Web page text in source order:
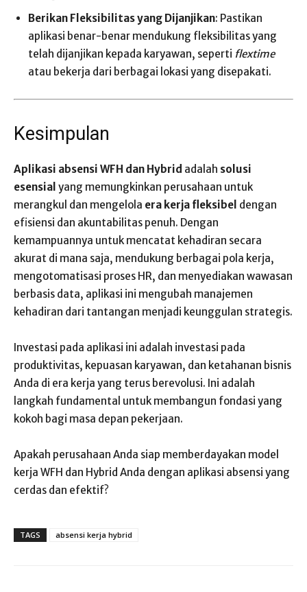
Berikan Fleksibilitas yang Dijanjikan: Pastikan
aplikasi benar-benar mendukung fleksibilitas yang
telah dijanjikan kepada karyawan, seperti flextime
atau bekerja dari berbagai lokasi yang disepakati.
Kesimpulan
Aplikasi absensi WFH dan Hybrid adalah solusi
esensial yang memungkinkan perusahaan untuk
merangkul dan mengelola era kerja fleksibel dengan
efisiensi dan akuntabilitas penuh. Dengan
kemampuannya untuk mencatat kehadiran secara
akurat di mana saja, mendukung berbagai pola kerja,
mengotomatisasi proses HR, dan menyediakan wawasan
berbasis data, aplikasi ini mengubah manajemen
kehadiran dari tantangan menjadi keunggulan strategis.
Investasi pada aplikasi ini adalah investasi pada
produktivitas, kepuasan karyawan, dan ketahanan bisnis
Anda di era kerja yang terus berevolusi. Ini adalah
langkah fundamental untuk membangun fondasi yang
kokoh bagi masa depan pekerjaan.
Apakah perusahaan Anda siap memberdayakan model
kerja WFH dan Hybrid Anda dengan aplikasi absensi yang
cerdas dan efektif?
TAGS absensi kerja hybrid